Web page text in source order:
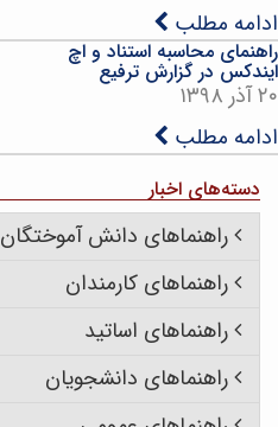
ادامه مطلب
راهنمای محاسبه استناد و اچ
ایندکس در گزارش ترفیع
۲۰ آذر ۱۳۹۸
ادامه مطلب
دسته‌های اخبار
راهنماهای دانش آموختگان
راهنماهای کارمندان
راهنماهای اساتید
راهنماهای دانشجویان